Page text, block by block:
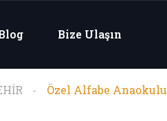
Bize Ulaşın
Özel Alfabe Anaokulu